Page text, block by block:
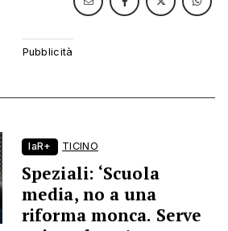
laR+ TICINO
Speziali: ‘Scuola
media, no a una
riforma monca. Serve